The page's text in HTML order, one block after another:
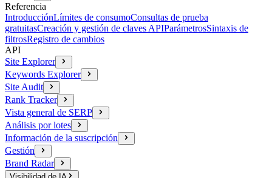
Referencia
IntroducciónLímites de consumoConsultas de prueba
gratuitasCreación y gestión de claves APIParámetrosSintaxis de
filtrosRegistro de cambios
API
Site Explorer
Keywords Explorer
Site Audit
Rank Tracker
Vista general de SERP
Análisis por lotes
Información de la suscripción
Gestión
Brand Radar